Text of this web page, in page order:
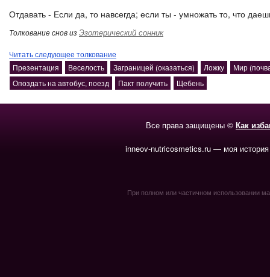
Отдавать - Если да, то навсегда; если ты - умножать то, что
Толкование снов изЭзотерический сонник
Читать следующее толкование
Презентация
Веселость Заграницей (оказаться) Ложку
Мир
Опоздать на автобус, поезд
Пакт получить Щебень
Все права защищены © Как
inneov-nutricosmetics.ru — моя
При полном или частичном использовании